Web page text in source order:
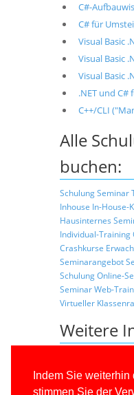
Indem Sie
stimmen Sie der
C#-
C# für
Visual Basic
Visual Basic
Visual Basic
.NET und C#
C++/CLI
Alle
buchen:
SchulungSeminar
Inhouse In-House-
Hausinternes
Individual-Training
Crashkurse
Seminarangebot
SchulungOnline-
SeminarWeb-
Virtueller
Weitere
Allgemeine